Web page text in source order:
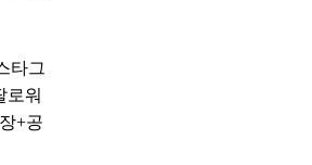
타그
로워
+공